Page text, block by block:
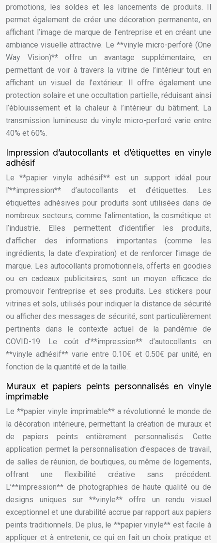
promotions, les soldes et les lancements de produits. Il
permet également de créer une décoration permanente, en
affichant l’image de marque de l’entreprise et en créant une
ambiance visuelle attractive. Le **vinyle micro-perforé (One
Way Vision)** offre un avantage supplémentaire, en
permettant de voir à travers la vitrine de l’intérieur tout en
affichant un visuel de l’extérieur. Il offre également une
protection solaire et une occultation partielle, réduisant ainsi
l’éblouissement et la chaleur à l’intérieur du bâtiment. La
transmission lumineuse du vinyle micro-perforé varie entre
40% et 60%.
Impression d’autocollants et d’étiquettes en vinyle
adhésif
Le **papier vinyle adhésif** est un support idéal pour
l’**impression** d’autocollants et d’étiquettes. Les
étiquettes adhésives pour produits sont utilisées dans de
nombreux secteurs, comme l’alimentation, la cosmétique et
l’industrie. Elles permettent d’identifier les produits,
d’afficher des informations importantes (comme les
ingrédients, la date d’expiration) et de renforcer l’image de
marque. Les autocollants promotionnels, offerts en goodies
ou en cadeaux publicitaires, sont un moyen efficace de
promouvoir l’entreprise et ses produits. Les stickers pour
vitrines et sols, utilisés pour indiquer la distance de sécurité
ou afficher des messages de sécurité, sont particulièrement
pertinents dans le contexte actuel de la pandémie de
COVID-19. Le coût d’**impression** d’autocollants en
**vinyle adhésif** varie entre 0.10€ et 0.50€ par unité, en
fonction de la quantité et de la taille.
Muraux et papiers peints personnalisés en vinyle
imprimable
Le **papier vinyle imprimable** a révolutionné le monde de
la décoration intérieure, permettant la création de muraux et
de papiers peints entièrement personnalisés. Cette
application permet la personnalisation d’espaces de travail,
de salles de réunion, de boutiques, ou même de logements,
offrant une flexibilité créative sans précédent.
L’**impression** de photographies de haute qualité ou de
designs uniques sur **vinyle** offre un rendu visuel
exceptionnel et une durabilité accrue par rapport aux papiers
peints traditionnels. De plus, le **papier vinyle** est facile à
appliquer et à entretenir, ce qui en fait un choix pratique et